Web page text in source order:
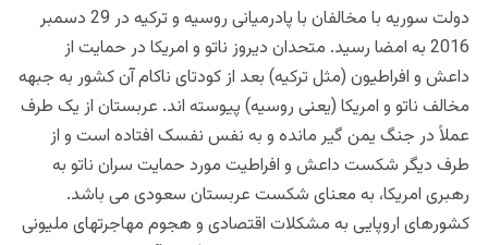
دولت سوریه با مخالفان با پادرمیانی روسیه و ترکیه در 29 دسمبر
2016 به امضا رسید. متحدان دیروز ناتو و امریکا در حمایت از
داعش و افراطیون (مثل ترکیه) بعد از کودتای ناکام آن کشور به جبهه
مخالف ناتو و امریکا (یعنی روسیه) پیوسته اند. عربستان از یک طرف
عملاً در جنگ یمن گیر مانده و به نفس نفسک افتاده است و از
طرف دیگر شکست داعش و افراطیت مورد حمایت سران ناتو به
رهبری امریکا، به معنای شکست عربستان سعودی می باشد.
کشورهای اروپایی به مشکلات اقتصادی و هجوم مهاجرتهای ملیونی